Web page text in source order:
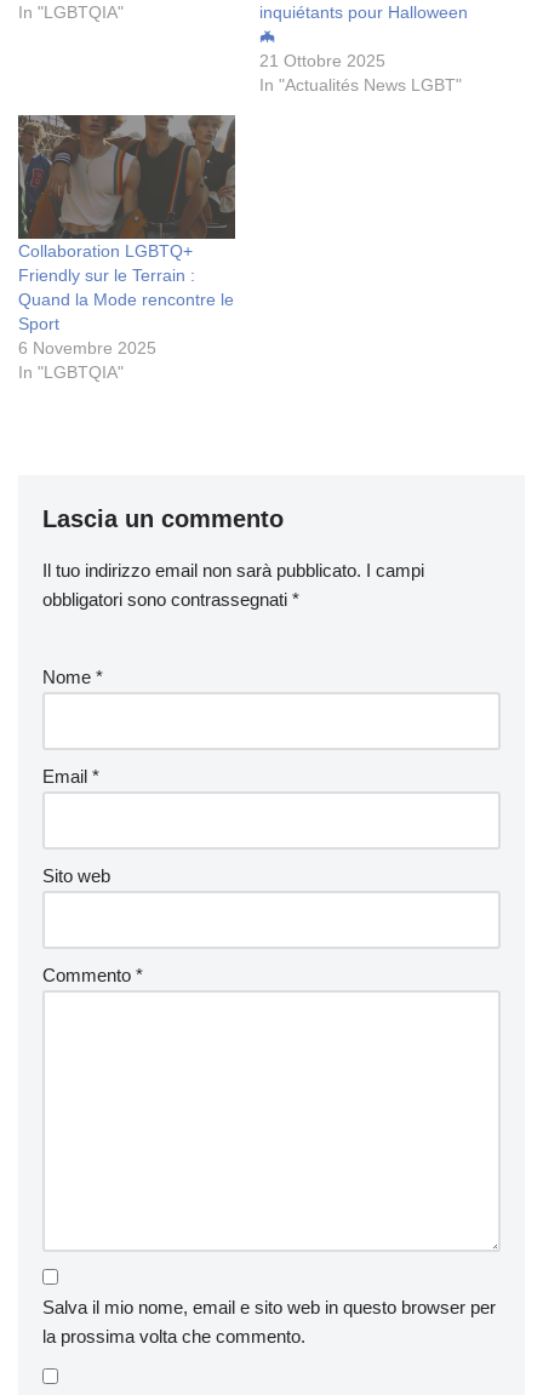
In "LGBTQIA"
inquiétants pour Halloween
🦇
21 Ottobre 2025
In "Actualités News LGBT"
Collaboration LGBTQ+
Friendly sur le Terrain :
Quand la Mode rencontre le
Sport
6 Novembre 2025
In "LGBTQIA"
Lascia un commento
Il tuo indirizzo email non sarà pubblicato. I campi
obbligatori sono contrassegnati *
Nome *
Email *
Sito web
Commento *
Salva il mio nome, email e sito web in questo browser per
la prossima volta che commento.